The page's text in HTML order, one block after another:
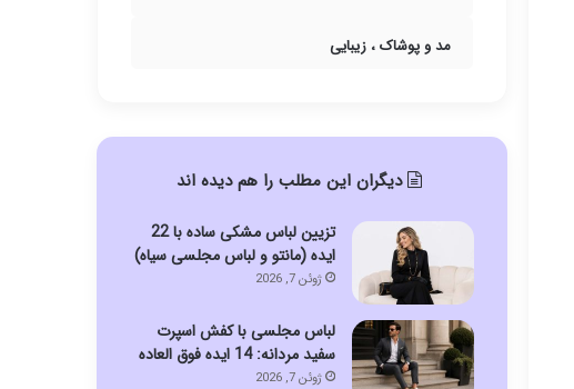
مد و پوشاک ، زیبایی
دیگران این مطلب را هم دیده اند
تزیین لباس مشکی ساده با 22
ایده (مانتو و لباس مجلسی سیاه)
ژوئن 7, 2026
لباس مجلسی با کفش اسپرت
سفید مردانه: 14 ایده فوق العاده
ژوئن 7, 2026